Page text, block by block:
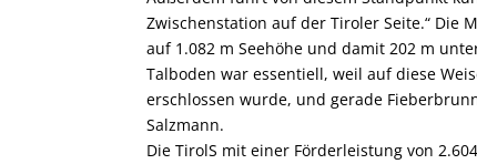
Zwischenstation auf der Tiroler Seite.“ Die
auf 1.082 m Seehöhe und damit 202 m
Talboden war essentiell, weil auf diese
erschlossen wurde, und gerade
Salzmann.
Die TirolS mit einer Förderleistung von